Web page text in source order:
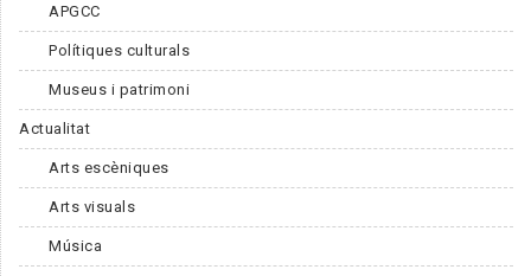
APGCC
Polítiques culturals
Museus i patrimoni
Actualitat
Arts escèniques
Arts visuals
Música